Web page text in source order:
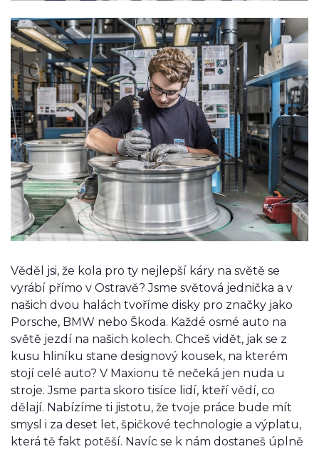
Věděl jsi, že kola pro ty nejlepší káry na světě se
vyrábí přímo v Ostravě? Jsme světová jednička a v
našich dvou halách tvoříme disky pro značky jako
Porsche, BMW nebo Škoda. Každé osmé auto na
světě jezdí na našich kolech. Chceš vidět, jak se z
kusu hliníku stane designový kousek, na kterém
stojí celé auto? V Maxionu tě nečeká jen nuda u
stroje. Jsme parta skoro tisíce lidí, kteří vědí, co
dělají. Nabízíme ti jistotu, že tvoje práce bude mít
smysl i za deset let, špičkové technologie a výplatu,
která tě fakt potěší. Navíc se k nám dostaneš úplně